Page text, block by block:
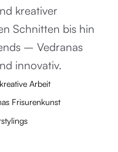
kreativer
Schnitten bis hin
– Vedranas
innovativ.
Arbeit
Frisurenkunst